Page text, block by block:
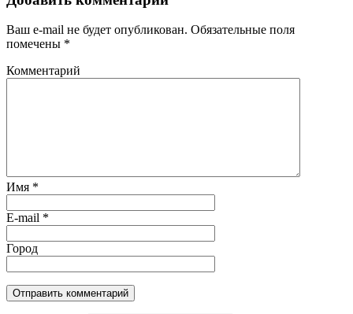
Ваш e-mail не будет опубликован. Обязательные поля
помечены *
Комментарий
Имя *
E-mail *
Город